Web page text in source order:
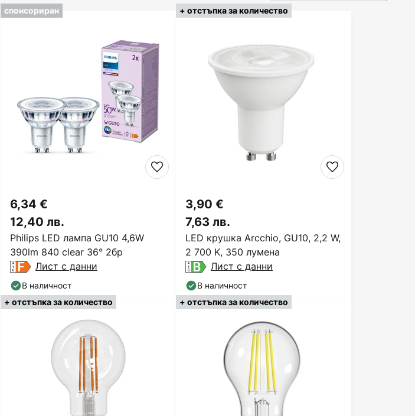
спонсориран
Philips LED лампа GU10 4,6W
390lm 840 clear 36° 2бр
6,34 €
12,40 лв.
Лист с данни
В наличност
+ отстъпка за количество
LED крушка Arcchio, GU10, 2,2 W,
2 700 K, 350 лумена
3,90 €
7,63 лв.
Лист с данни
В наличност
+ отстъпка за количество + отстъпка за количество